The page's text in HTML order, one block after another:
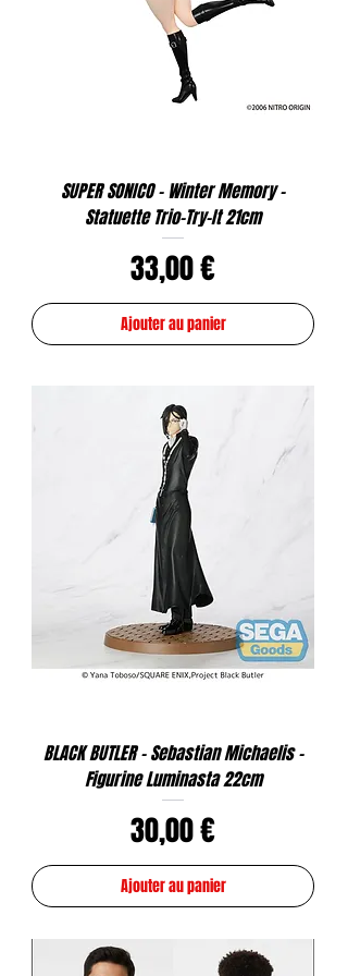
SUPER SONICO - Winter Memory -
Statuette Trio-Try-It 21cm
Prix
33,00 €
Ajouter au panier
BLACK BUTLER - Sebastian Michaelis -
Figurine Luminasta 22cm
Prix
30,00 €
Ajouter au panier